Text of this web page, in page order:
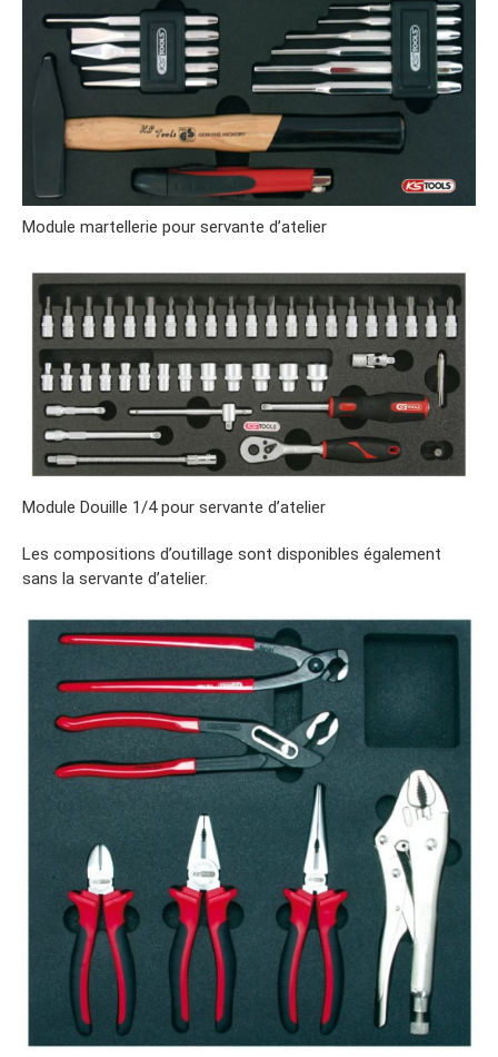
Module martellerie pour servante d’atelier
Module Douille 1/4 pour servante d’atelier
Les compositions d’outillage sont disponibles également
sans la servante d’atelier.